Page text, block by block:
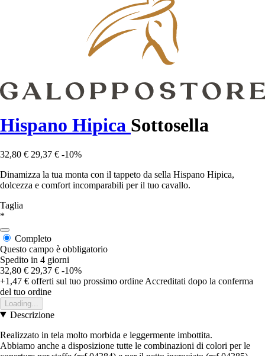
Hispano Hipica Sottosella
32,80 € 29,37 € -10%
Dinamizza la tua monta con il tappeto da sella Hispano Hipica,
dolcezza e comfort incomparabili per il tuo cavallo.
Taglia
*
Completo
Questo campo è obbligatorio
Spedito in 4 giorni
32,80 € 29,37 € -10%
+1,47 € offerti sul tuo prossimo ordine Accreditati dopo la conferma
del tuo ordine
Loading...
Descrizione
Realizzato in tela molto morbida e leggermente imbottita.
Abbiamo anche a disposizione tutte le combinazioni di colori per le